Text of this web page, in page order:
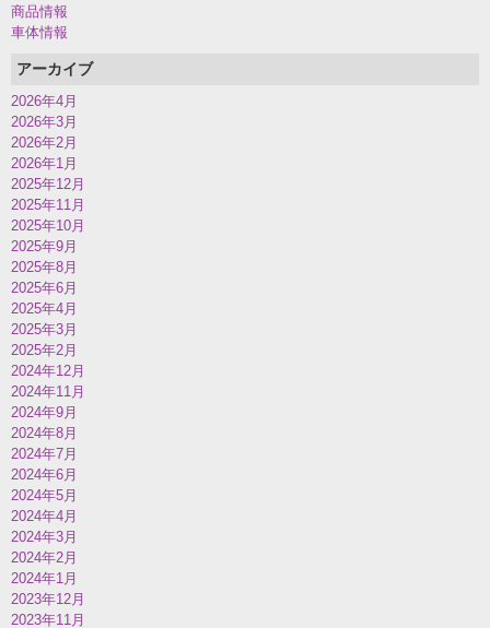
商品情報
車体情報
アーカイブ
2026年4月
2026年3月
2026年2月
2026年1月
2025年12月
2025年11月
2025年10月
2025年9月
2025年8月
2025年6月
2025年4月
2025年3月
2025年2月
2024年12月
2024年11月
2024年9月
2024年8月
2024年7月
2024年6月
2024年5月
2024年4月
2024年3月
2024年2月
2024年1月
2023年12月
2023年11月